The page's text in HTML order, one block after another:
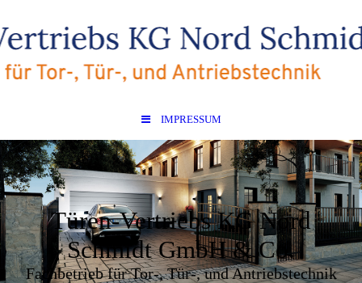
IMPRESSUM
Türen-Vertriebs KG Nord
Schmidt GmbH & Co.
Fachbetrieb für Tor-, Tür-, und Antriebstechnik